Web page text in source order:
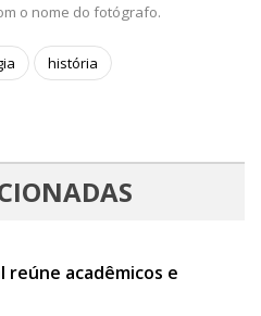
o nome do fotógrafo.
história
acadêmicos e